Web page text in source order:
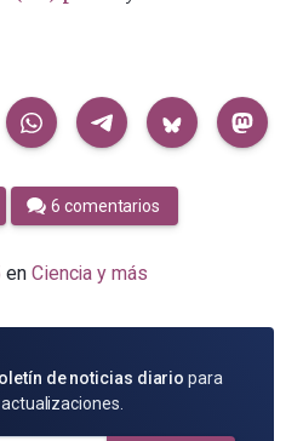
6 comentarios
en Ciencia y más
de noticias diario para